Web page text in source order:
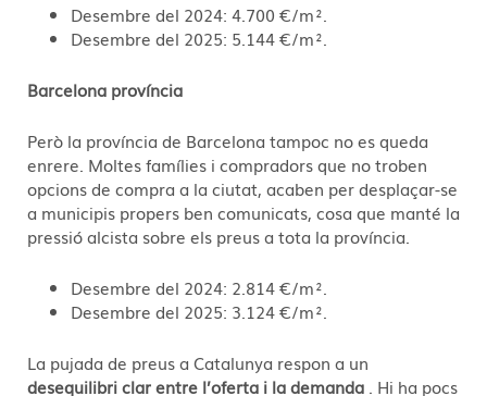
Desembre del 2024: 4.700 €/m².
Desembre del 2025: 5.144 €/m².
Barcelona província
Però la província de Barcelona tampoc no es queda
enrere. Moltes famílies i compradors que no troben
opcions de compra a la ciutat, acaben per desplaçar-se
a municipis propers ben comunicats, cosa que manté la
pressió alcista sobre els preus a tota la província.
Desembre del 2024: 2.814 €/m².
Desembre del 2025: 3.124 €/m².
La pujada de preus a Catalunya respon a un
desequilibri clar entre l’oferta i la demanda . Hi ha pocs